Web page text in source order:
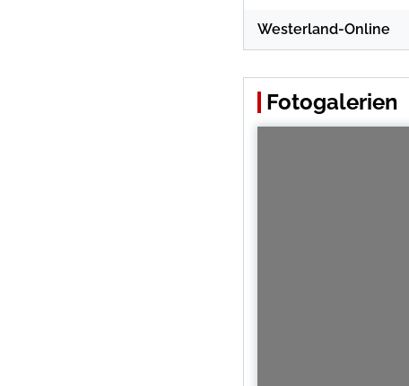
Westerland-Online
Fotogalerien